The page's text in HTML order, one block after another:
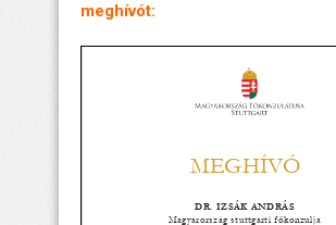
meghívót: